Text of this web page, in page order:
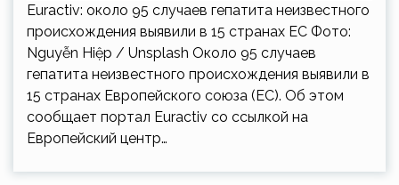
Euractiv: около 95 случаев гепатита неизвестного
происхождения выявили в 15 странах ЕС Фото:
Nguyễn Hiệp / Unsplash Около 95 случаев
гепатита неизвестного происхождения выявили в
15 странах Европейского союза (ЕС). Об этом
сообщает портал Euractiv со ссылкой на
Европейский центр…